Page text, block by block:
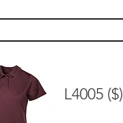
L4005 ($)